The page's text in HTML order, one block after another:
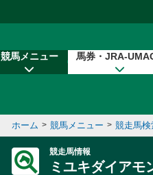
競馬メニュー 馬券・JRA-
ホーム > 競馬メニュー > 競走馬検
競走馬情報
ミユキダイアモ